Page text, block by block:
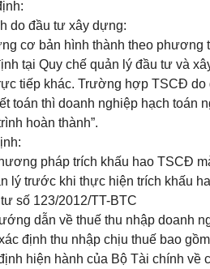
do đầu tư xây dựng:
cơ bản hình thành theo phương
tại Quy chế quản lý đầu tư và
tiếp khác. Trường hợp TSCĐ
toán thì doanh nghiệp hạch toán
hoàn thành”.
pháp trích khấu hao TSCĐ
lý trước khi thực hiện trích khấu
số 123/2012/TT-BTC
dẫn về thuế thu nhập doanh
định thu nhập chịu thuế bao
hiện hành của Bộ Tài chính về